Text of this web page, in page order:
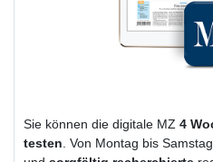
Sie können die digitale MZ 4
testen. Von Montag bis